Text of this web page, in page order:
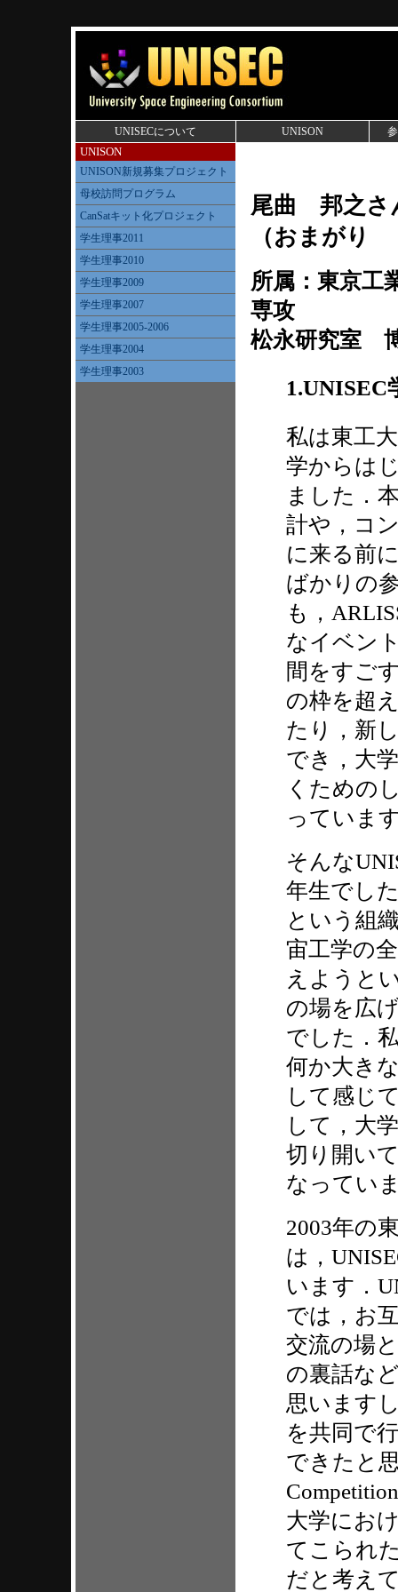
UNISECについて UNISON
UNISON
UNISON新規募集プロジェクト
母校訪問プログラム
CanSatキット化プロジェクト
学生理事2011
学生理事2010
学生理事2009
学生理事2007
学生理事2005-2006
学生理事2004
学生理事2003
尾曲 邦之さ
（おまがり
所属：東京
専攻
松永研究室
1.UNISEC
私は東工
学からは
ました．
計や，コ
に来る前
ばかりの
も，
なイベン
間をすご
の枠を超
たり，新
でき，大
くための
っていま
そんな
年生でし
という組
宙工学の
えようと
の場を広
でした．
何か大き
して感じ
して，大
切り開い
なってい
2003年の
は，
います．
では，お
交流の場
の裏話な
思います
を共同で
できたと
大学にお
てこられ
だと考え